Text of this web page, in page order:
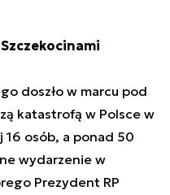
doszło w marcu pod
katastrofą w Polsce w
16 osób, a ponad 50
wydarzenie w
Prezydent RP